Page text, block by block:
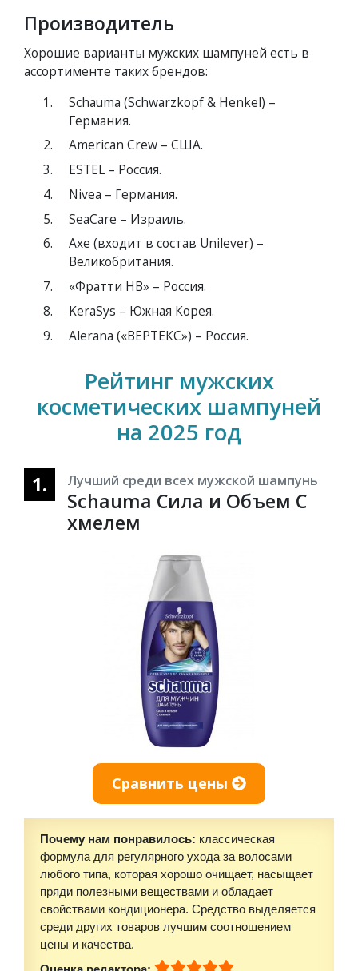
Производитель
Хорошие варианты мужских шампуней есть в
ассортименте таких брендов:
Schauma (Schwarzkopf & Henkel) –
Германия.
American Crew – США.
ESTEL – Россия.
Nivea – Германия.
SeaCare – Израиль.
Axe (входит в состав Unilever) –
Великобритания.
«Фратти НВ» – Россия.
KeraSys – Южная Корея.
Alerana («ВЕРТЕКС») – Россия.
Рейтинг мужских
косметических шампуней
на 2025 год
1. Лучший среди всех мужской шампунь
Schauma Сила и Объем С
хмелем
Сравнить цены
Почему нам понравилось: классическая
формула для регулярного ухода за волосами
любого типа, которая хорошо очищает, насыщает
пряди полезными веществами и обладает
свойствами кондиционера. Средство выделяется
среди других товаров лучшим соотношением
цены и качества.